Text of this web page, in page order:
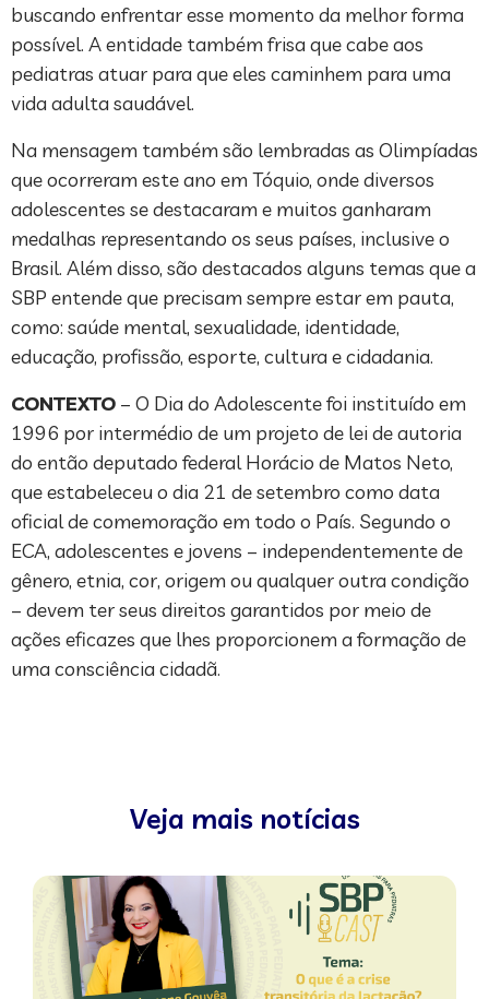
buscando enfrentar esse momento da melhor forma
possível. A entidade também frisa que cabe aos
pediatras atuar para que eles caminhem para uma
vida adulta saudável.
Na mensagem também são lembradas as Olimpíadas
que ocorreram este ano em Tóquio, onde diversos
adolescentes se destacaram e muitos ganharam
medalhas representando os seus países, inclusive o
Brasil. Além disso, são destacados alguns temas que a
SBP entende que precisam sempre estar em pauta,
como: saúde mental, sexualidade, identidade,
educação, profissão, esporte, cultura e cidadania.
CONTEXTO – O Dia do Adolescente foi instituído em
1996 por intermédio de um projeto de lei de autoria
do então deputado federal Horácio de Matos Neto,
que estabeleceu o dia 21 de setembro como data
oficial de comemoração em todo o País. Segundo o
ECA, adolescentes e jovens – independentemente de
gênero, etnia, cor, origem ou qualquer outra condição
– devem ter seus direitos garantidos por meio de
ações eficazes que lhes proporcionem a formação de
uma consciência cidadã.
Veja mais notícias